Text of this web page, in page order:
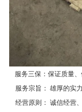
服务三保：保证质量
服务宗旨： 雄厚的实
经营原则： 诚信经营